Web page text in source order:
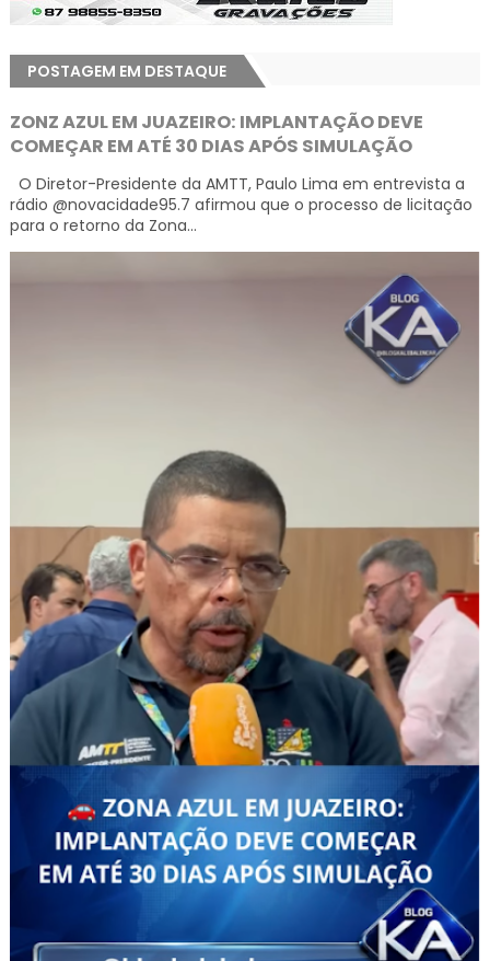
POSTAGEM EM DESTAQUE
ZONZ AZUL EM JUAZEIRO: IMPLANTAÇÃO DEVE
COMEÇAR EM ATÉ 30 DIAS APÓS SIMULAÇÃO
O Diretor-Presidente da AMTT, Paulo Lima em entrevista a
rádio @novacidade95.7 afirmou que o processo de licitação
para o retorno da Zona...